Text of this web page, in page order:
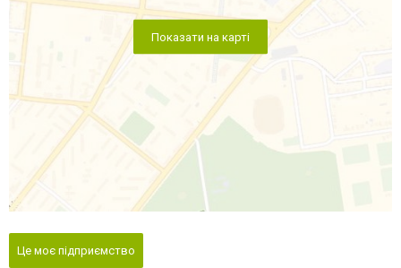
Показати на карті
Це моє підприємство